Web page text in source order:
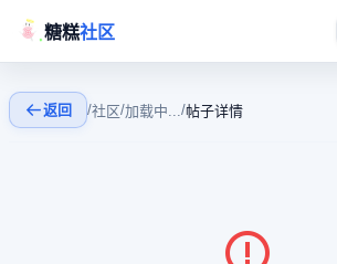
糖糕社区
返回 /社区/加载中.../帖子详情